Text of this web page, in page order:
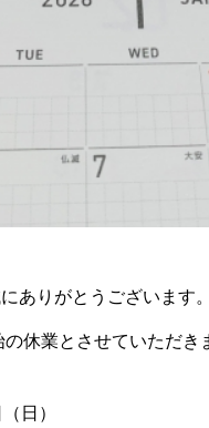
ありがとうございます
休業とさせていただき
日）